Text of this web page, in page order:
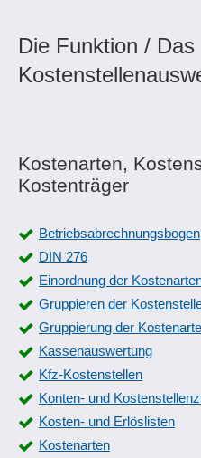
Die Funktion / Das
Kostenarten,
Kostenträger
Betriebsabrechnungsbogen
DIN 276
Einordnung der
Gruppieren der
Gruppierung der
Kassenauswertung
Kfz-Kostenstellen
Konten- und
Kosten- und Erlöslisten
Kostenarten